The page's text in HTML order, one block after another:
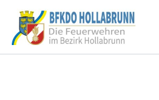
Inhalt
springen